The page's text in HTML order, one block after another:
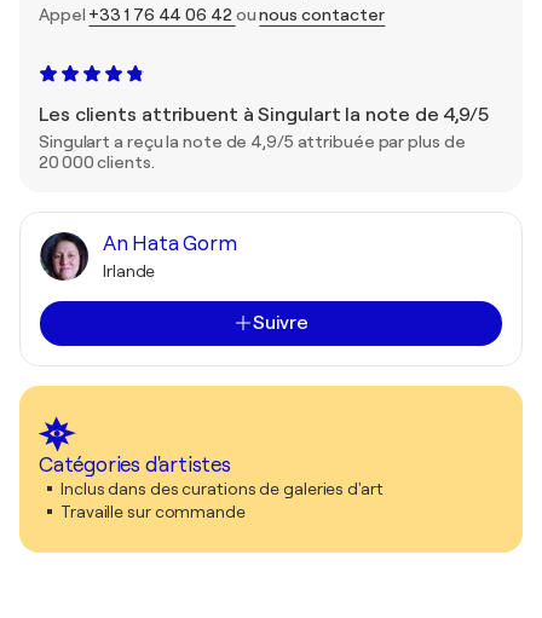
Appel +33 1 76 44 06 42 ounous contacter
Les clients attribuent à Singulart la note de 4,9/5
Singulart a reçu la note de 4,9/5 attribuée par plus de
20 000 clients.
An Hata Gorm
Irlande
Suivre
Catégories d'artistes
Inclus dans des curations de galeries d'art
Travaille sur commande